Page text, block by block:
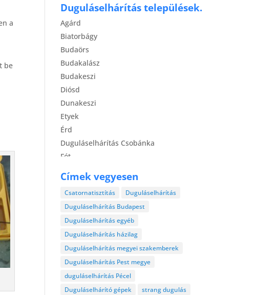
a
be
Duguláselhárítás települések.
Agárd
Biatorbágy
Budaörs
Budakalász
Budakeszi
Diósd
Dunakeszi
Etyek
Érd
Duguláselhárítás Csobánka
Fót
Gyál
Gyömrő
Halásztelek
Isaszeg
Kerepestarcsa
Maglód
Martonvásár
Mogyoród
Nagykovácsi
Címek vegyesen
Csatornatisztítás
Duguláselhárítás
Duguláselhárítás Budapest
Duguláselhárítás egyéb
Duguláselhárítás házilag
Duguláselhárítás megyei szakemberek
Duguláselhárítás Pest megye
duguláselhárítás Pécel
Duguláselhárító gépek
strang dugulás